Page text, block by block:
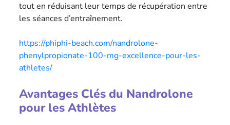
tout en réduisant leur temps de récupération entre
les séances d’entraînement.
https://phiphi-beach.com/nandrolone-
phenylpropionate-100-mg-excellence-pour-les-
athletes/
Avantages Clés du Nandrolone
pour les Athlètes